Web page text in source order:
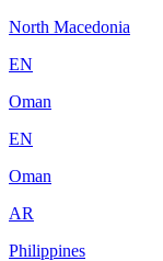
North Macedonia
EN
Oman
EN
Oman
AR
Philippines